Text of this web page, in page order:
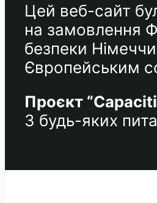
Цей веб-сайт
на замовлення
безпеки
Європейським
Проєкт
З будь-яких